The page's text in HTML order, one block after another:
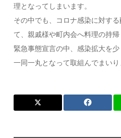
理となってしまいます。
その中でも、コロナ感染に対す
て、親戚様や町内会へ料理の持帰
緊急事態宣言の中、感染拡大を
一同一丸となって取組んでまいり